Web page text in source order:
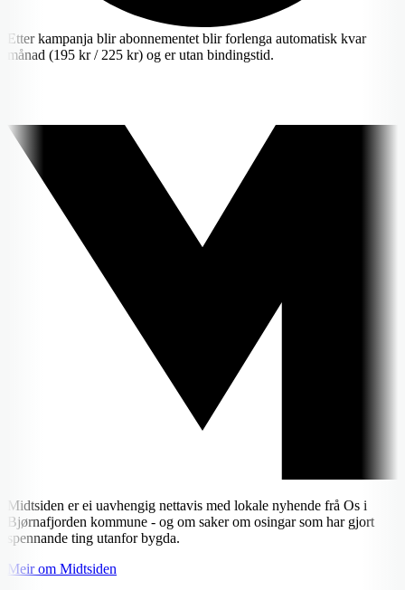
Etter kampanja blir abonnementet blir forlenga automatisk kvar
månad (195 kr / 225 kr) og er utan bindingstid.
Midtsiden er ei uavhengig nettavis med lokale nyhende frå Os i
Bjørnafjorden kommune - og om saker om osingar som har gjort
spennande ting utanfor bygda.
Meir om Midtsiden